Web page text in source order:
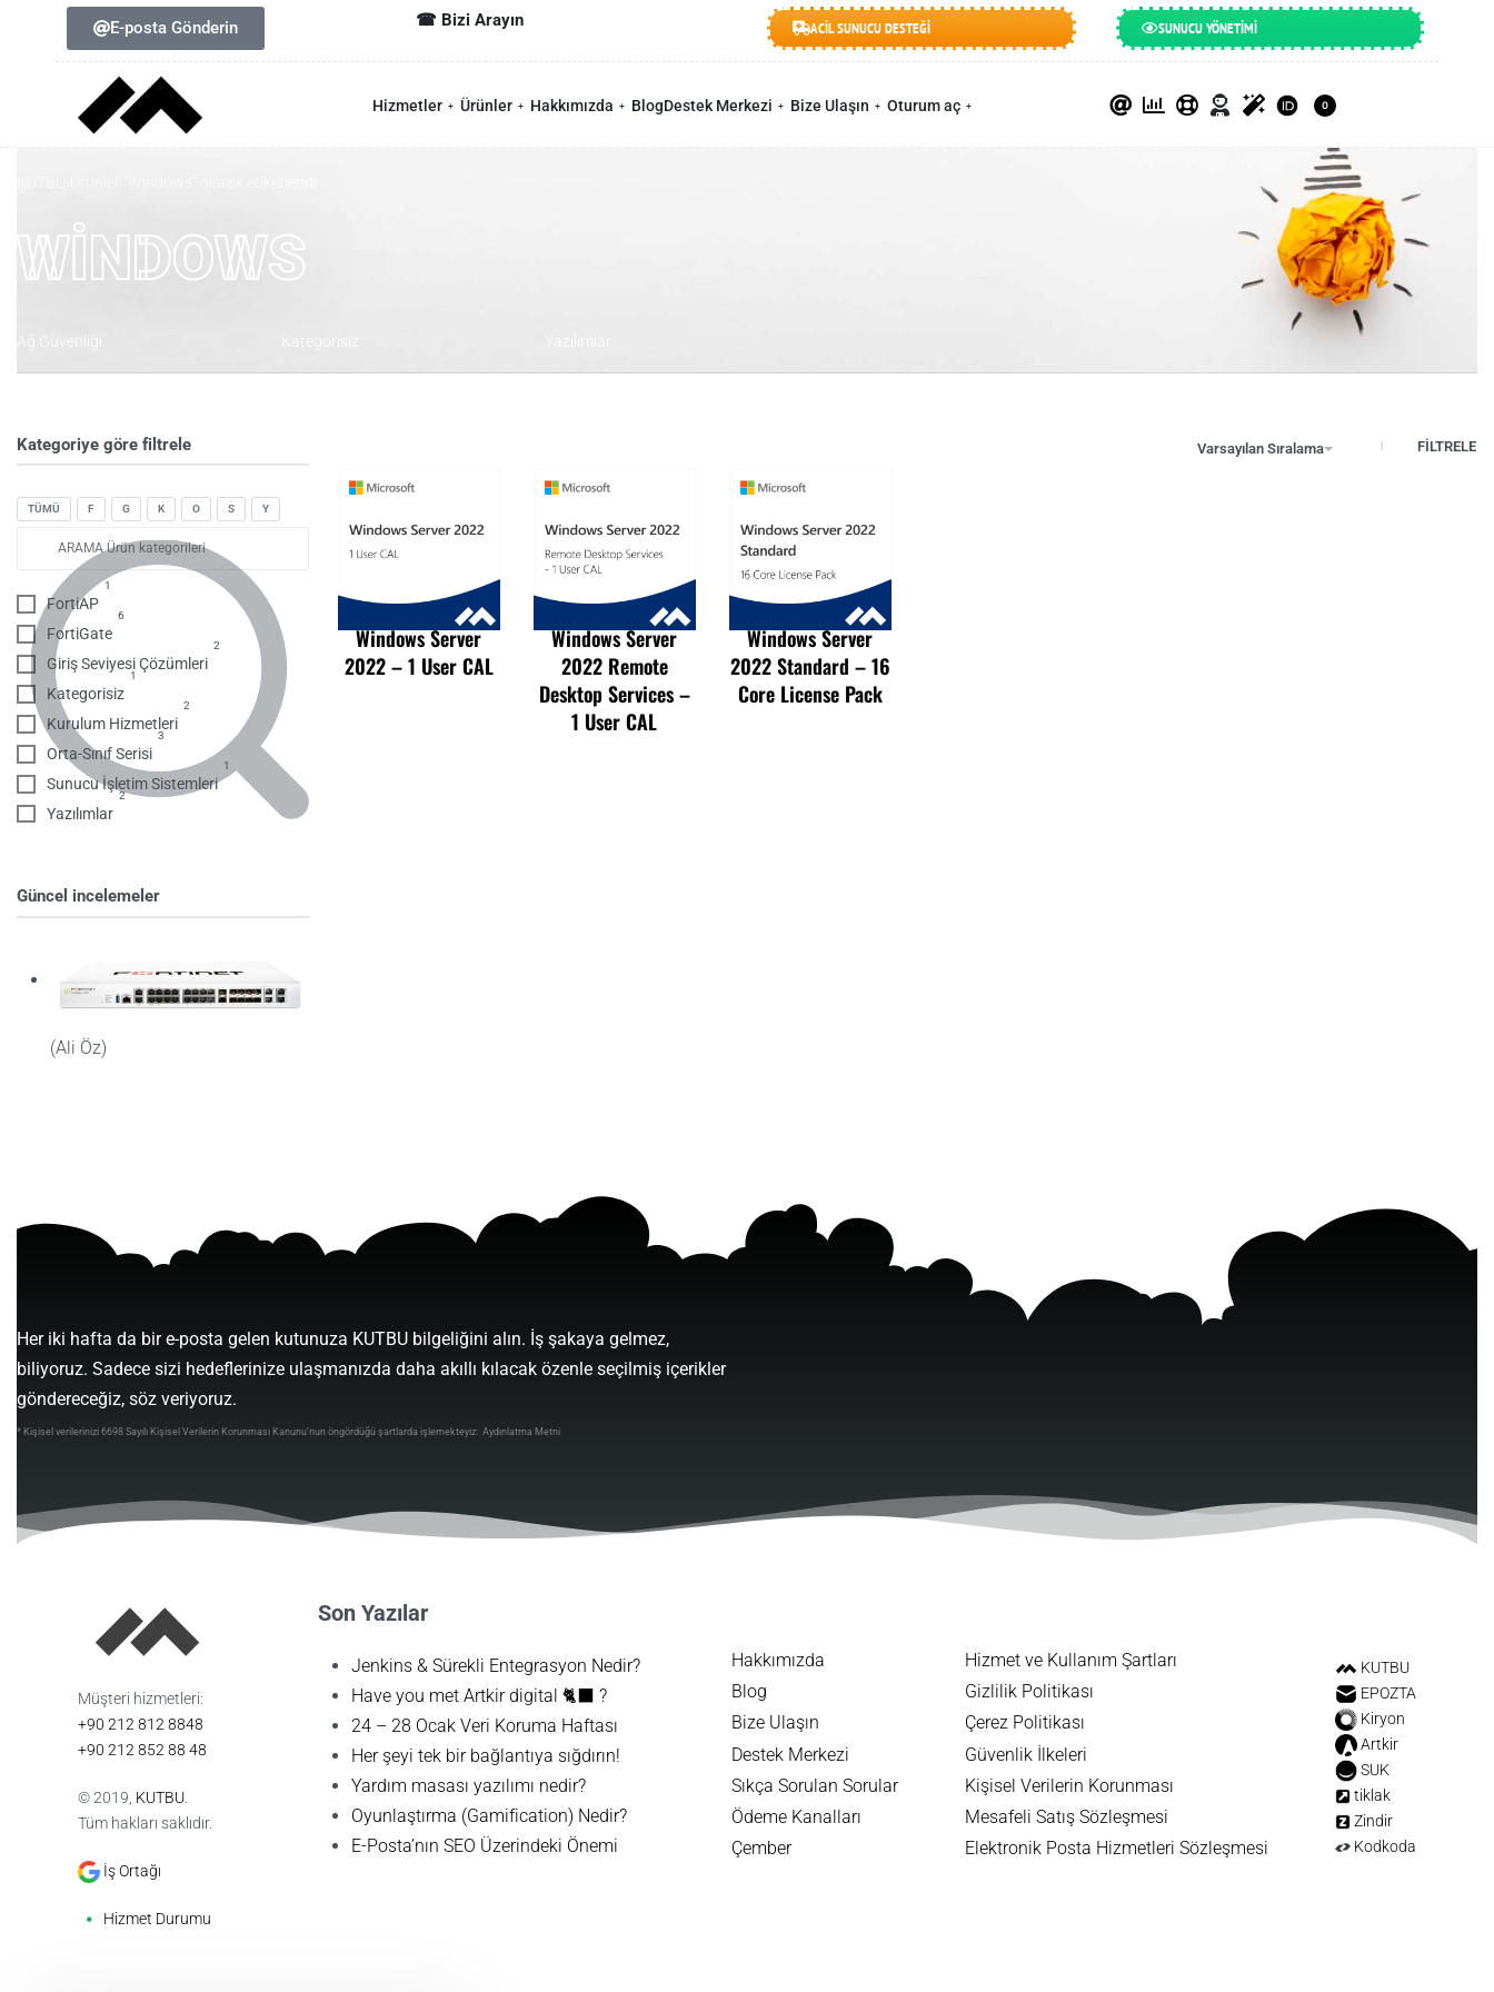
E-posta Gönderin ☎ Bizi Arayın
Türkiye 🇹🇷
USA 🇺🇸
ACİL SUNUCU DESTEĞİ SUNUCU YÖNETİMİ
Hizmetler Ürünler Hakkımızda BlogDestek Merkezi Bize Ulaşın Oturum aç 0
WINDOWS
Ağ Güvenliği Kategorisiz
Kategoriye göre filtrele
TÜMÜ F G K O S Y
FortiAP
1
FortiGate
6
Giriş Seviyesi Çözümleri
2
Kategorisiz
1
Kurulum Hizmetleri
2
Orta-Sınıf Serisi
3
Sunucu İşletim Sistemleri
1
Yazılımlar
2
Güncel incelemeler
5 üzerinden
(Ali Öz)
Varsayılan Sıralama FİLTRELE
Windows Server
2022 – 1 User CAL
Windows Server
2022 Remote
Desktop Services –
1 User CAL
Windows Server
2022 Standard – 16
Core License Pack
Her iki hafta da bir e-posta gelen kutunuza KUTBU bilgeliğini alın. İş şakaya gelmez,
biliyoruz. Sadece sizi hedeflerinize ulaşmanızda daha akıllı kılacak özenle seçilmiş içerikler
göndereceğiz, söz veriyoruz.
* Kişisel verilerinizi 6698 Sayılı Kişisel Verilerin Korunması Kanunu’nun öngördüğü şartlarda işlemekteyiz: Aydınlatma Metni
Müşteri hizmetleri:
+90 212 812 8848
+90 212 852 88 48
© 2019, KUTBU
Tüm hakları saklıdır.
İş Ortağı
Hizmet Durumu
Son Yazılar
Jenkins & Sürekli Entegrasyon Nedir?
Have you met Artkir digital 🐈‍⬛ ?
24 – 28 Ocak Veri Koruma Haftası
Her şeyi tek bir bağlantıya sığdırın!
Yardım masası yazılımı nedir?
Oyunlaştırma (Gamification) Nedir?
E-Posta’nın SEO Üzerindeki Önemi
Hakkımızda
Blog
Bize Ulaşın
Destek Merkezi
Sıkça Sorulan Sorular
Ödeme Kanalları
Çember
Hizmet ve Kullanım Şartları
Gizlilik Politikası
Çerez Politikası
Güvenlik İlkeleri
Kişisel Verilerin Korunması
Mesafeli Satış Sözleşmesi
Elektronik Posta Hizmetleri Sözleşmesi
KUTBU
EPOZTA
Kiryon
Artkir
SUK
tiklak
Zindir
Kodkoda